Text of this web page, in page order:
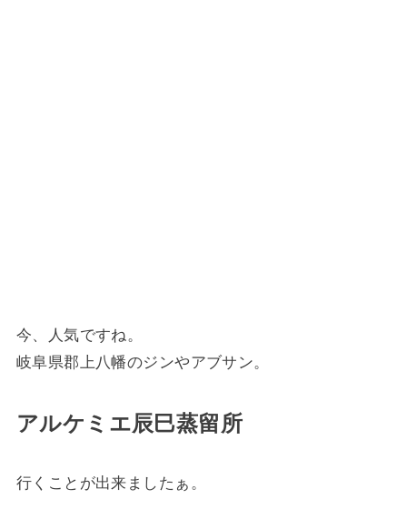
今、人気ですね。
岐阜県郡上八幡のジンやアブサン。
アルケミエ辰巳蒸留所
行くことが出来ましたぁ。